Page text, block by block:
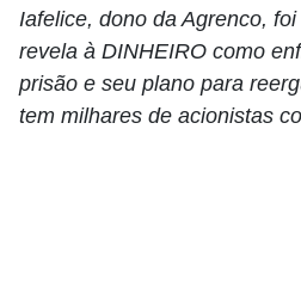
Iafelice, dono da Agrenco,
revela à DINHEIRO como
prisão e seu plano para
tem milhares de acionistas